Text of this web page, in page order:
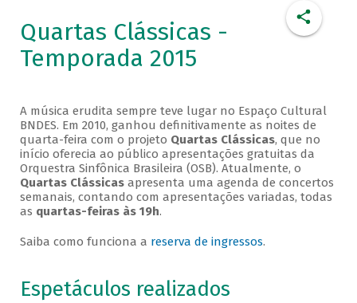
Quartas Clássicas -
Temporada 2015
A música erudita sempre teve lugar no Espaço Cultural
BNDES. Em 2010, ganhou definitivamente as noites de
quarta-feira com o projeto Quartas Clássicas, que no
início oferecia ao público apresentações gratuitas da
Orquestra Sinfônica Brasileira (OSB). Atualmente, o
Quartas Clássicasapresenta uma agenda de concertos
semanais, contando com apresentações variadas, todas
as quartas-feiras às 19h.
Saiba como funciona a reserva de ingressos.
Espetáculos realizados